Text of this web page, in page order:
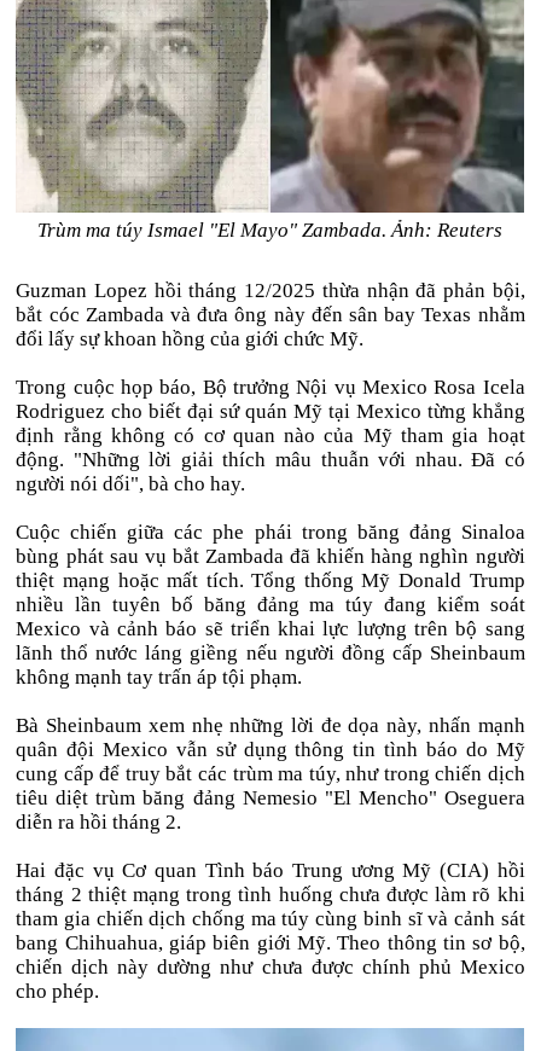
Trùm ma túy Ismael "El Mayo" Zambada. Ảnh: Reuters
Guzman Lopez hồi tháng 12/2025 thừa nhận đã phản bội,
bắt cóc Zambada và đưa ông này đến sân bay Texas nhằm
đổi lấy sự khoan hồng của giới chức Mỹ.
Trong cuộc họp báo, Bộ trưởng Nội vụ Mexico Rosa Icela
Rodriguez cho biết đại sứ quán Mỹ tại Mexico từng khẳng
định rằng không có cơ quan nào của Mỹ tham gia hoạt
động. "Những lời giải thích mâu thuẫn với nhau. Đã có
người nói dối", bà cho hay.
Cuộc chiến giữa các phe phái trong băng đảng Sinaloa
bùng phát sau vụ bắt Zambada đã khiến hàng nghìn người
thiệt mạng hoặc mất tích. Tổng thống Mỹ Donald Trump
nhiều lần tuyên bố băng đảng ma túy đang kiểm soát
Mexico và cảnh báo sẽ triển khai lực lượng trên bộ sang
lãnh thổ nước láng giềng nếu người đồng cấp Sheinbaum
không mạnh tay trấn áp tội phạm.
Bà Sheinbaum xem nhẹ những lời đe dọa này, nhấn mạnh
quân đội Mexico vẫn sử dụng thông tin tình báo do Mỹ
cung cấp để truy bắt các trùm ma túy, như trong chiến dịch
tiêu diệt trùm băng đảng Nemesio "El Mencho" Oseguera
diễn ra hồi tháng 2.
Hai đặc vụ Cơ quan Tình báo Trung ương Mỹ (CIA) hồi
tháng 2 thiệt mạng trong tình huống chưa được làm rõ khi
tham gia chiến dịch chống ma túy cùng binh sĩ và cảnh sát
bang Chihuahua, giáp biên giới Mỹ. Theo thông tin sơ bộ,
chiến dịch này dường như chưa được chính phủ Mexico
cho phép.